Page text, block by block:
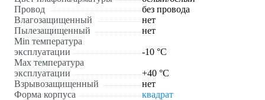
Провод
без провода
Влагозащищенный
нет
Пылезащищенный
нет
Min температура
эксплуатации
-10 °С
Max температура
эксплуатации
+40 °С
Взрывозащищенный
нет
Форма корпуса
квадрат